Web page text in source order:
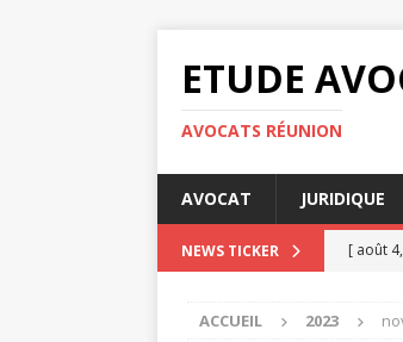
ETUDE
AVOCATS RÉUNION
AVOCAT JURIDIQUE
NEWS TICKER [ août
choix
ACCUEIL 2023